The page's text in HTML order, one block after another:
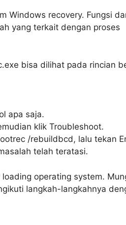
Windows recovery. Fungsi
yang terkait dengan proses
bisa dilihat pada rincian
apa saja.
klik Troubleshoot.
/rebuildbcd, lalu tekan
telah teratasi.
operating system.
langkah-langkahnya